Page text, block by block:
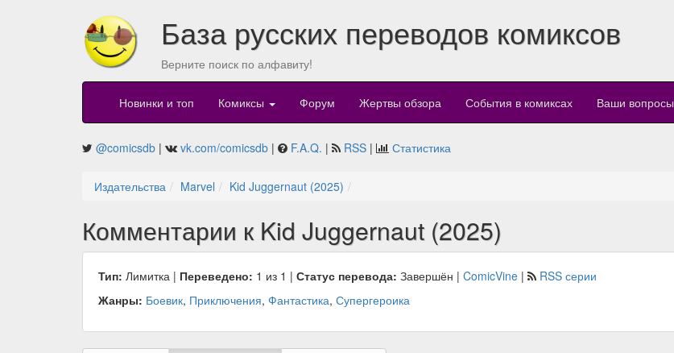
База русских переводов комиксов
Верните поиск по алфавиту!
Новинки и топ Комиксы Форум Жертвы обзора События в комиксах Ваши вопросы
@comicsdb | vk.com/comicsdb | F.A.Q. | RSS | Статистика
Издательства Marvel Kid Juggernaut (2025)
Комментарии к Kid Juggernaut (2025)
Тип: Лимитка | Переведено: 1 из 1 | Статус перевода: Завершён | ComicVine |
RSS серии
Жанры: Боевик, Приключения, Фантастика, Супергероика